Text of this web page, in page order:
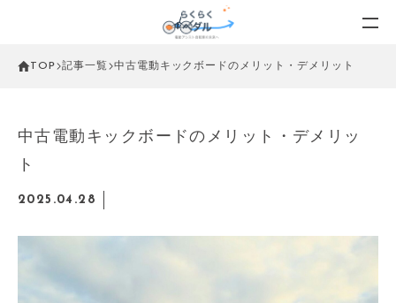
TOP 記事一覧 中古電動キックボードのメリット・デメリット
中古電動キックボードのメリット・デメリッ
ト
2025.04.28